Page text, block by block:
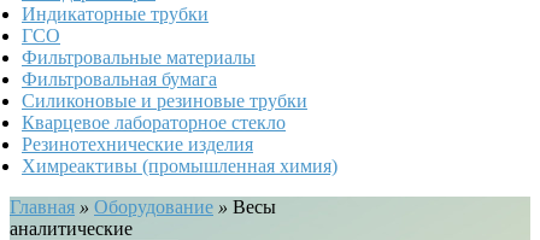
Индикаторные трубки
ГСО
Фильтровальные материалы
Фильтровальная бумага
Силиконовые и резиновые трубки
Кварцевое лабораторное стекло
Резинотехнические изделия
Химреактивы (промышленная химия)
Главная » Оборудование » Весы
аналитические